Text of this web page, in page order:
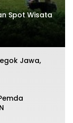
Spot Wisata
Jawa,